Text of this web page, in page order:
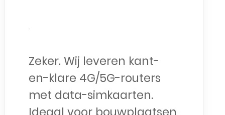
Zeker. Wij leveren kant-
en-klare 4G/5G-routers
met data-simkaarten.